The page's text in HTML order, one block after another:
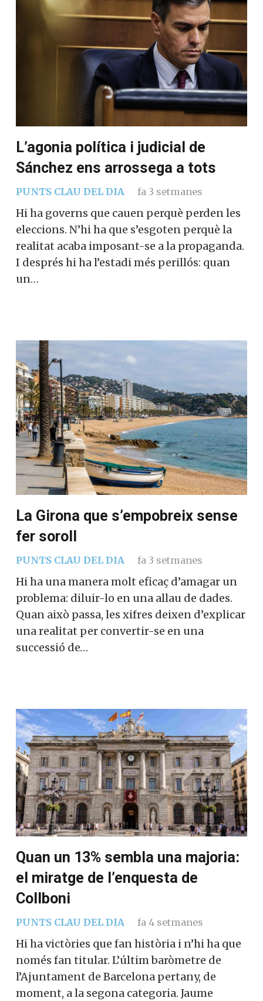
L’agonia política i judicial de
Sánchez ens arrossega a tots
PUNTS CLAU DEL DIA fa 3 setmanes
Hi ha governs que cauen perquè perden les
eleccions. N’hi ha que s’esgoten perquè la
realitat acaba imposant-se a la propaganda.
I després hi ha l’estadi més perillós: quan
un…
La Girona que s’empobreix sense
fer soroll
PUNTS CLAU DEL DIA fa 3 setmanes
Hi ha una manera molt eficaç d’amagar un
problema: diluir-lo en una allau de dades.
Quan això passa, les xifres deixen d’explicar
una realitat per convertir-se en una
successió de…
Quan un 13% sembla una majoria:
el miratge de l’enquesta de
Collboni
PUNTS CLAU DEL DIA fa 4 setmanes
Hi ha victòries que fan història i n’hi ha que
només fan titular. L’últim baròmetre de
l’Ajuntament de Barcelona pertany, de
moment, a la segona categoria. Jaume